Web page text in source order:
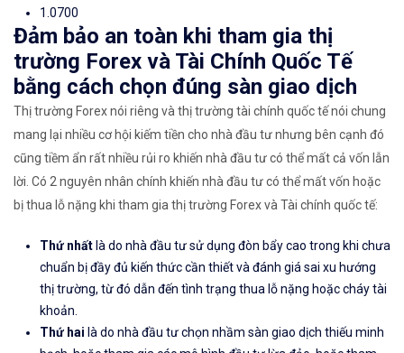
1.0700
Đảm bảo an toàn khi tham gia thị
trường Forex và Tài Chính Quốc Tế
bằng cách chọn đúng sàn giao dịch
Thị trường Forex nói riêng và thị trường tài chính quốc tế nói chung
mang lại nhiều cơ hội kiếm tiền cho nhà đầu tư nhưng bên cạnh đó
cũng tiềm ẩn rất nhiều rủi ro khiến nhà đầu tư có thể mất cả vốn lẫn
lời. Có 2 nguyên nhân chính khiến nhà đầu tư có thể mất vốn hoặc
bị thua lỗ nặng khi tham gia thị trường Forex và Tài chính quốc tế:
Thứ nhất là do nhà đầu tư sử dụng đòn bẩy cao trong khi chưa
chuẩn bị đầy đủ kiến thức cần thiết và đánh giá sai xu hướng
thị trường, từ đó dẫn đến tình trạng thua lỗ nặng hoặc cháy tài
khoản.
Thứ hai là do nhà đầu tư chọn nhầm sàn giao dịch thiếu minh